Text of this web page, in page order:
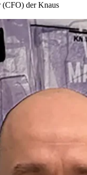
der Knaus